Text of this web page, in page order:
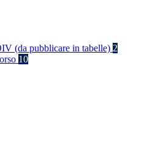
(da pubblicare in tabelle) 2
10